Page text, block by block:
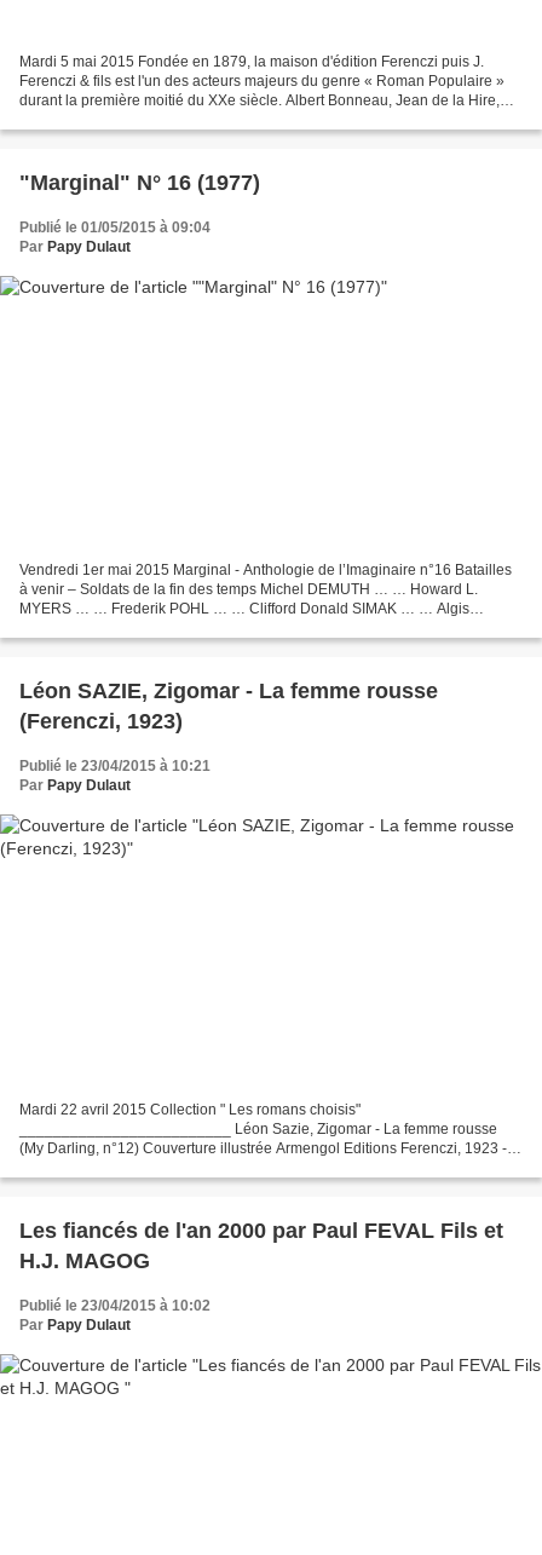
Mardi 5 mai 2015 Fondée en 1879, la maison d'édition Ferenczi puis J.
Ferenczi & fils est l'un des acteurs majeurs du genre « Roman Populaire »
durant la première moitié du XXe siècle. Albert Bonneau, Jean de la Hire,
"Marginal" N° 16 (1977)
Publié le 01/05/2015 à 09:04
Par Papy Dulaut
Vendredi 1er mai 2015 Marginal - Anthologie de l’Imaginaire n°16 Batailles
à venir – Soldats de la fin des temps Michel DEMUTH … … Howard L.
MYERS … … Frederik POHL … … Clifford Donald SIMAK … … Algis
Léon SAZIE, Zigomar - La femme rousse
(Ferenczi, 1923)
Publié le 23/04/2015 à 10:21
Par Papy Dulaut
Mardi 22 avril 2015 Collection " Les romans choisis"
_________________________ Léon Sazie, Zigomar - La femme rousse
(My Darling, n°12) Couverture illustrée Armengol Editions Ferenczi, 1923 -
Les fiancés de l'an 2000 par Paul FEVAL Fils et
H.J. MAGOG
Publié le 23/04/2015 à 10:02
Par Papy Dulaut